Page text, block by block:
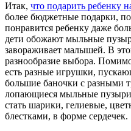
Итак, что подарить ребенку
более бюджетные подарки,
понравится ребенку даже
дети обожают мыльные
завораживает малышей. В
разнообразие выбора.
есть разные игрушки,
большие баночки с разными
лопающиеся мыльные
стать шарики, гелиевые,
блестками, в форме сердечек.